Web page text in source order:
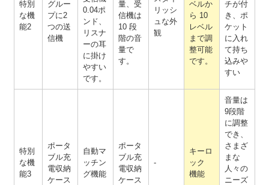
特別
な機
能2
グルー
プに2
つの送
信機
0.04ポ
ンド、
リスナ
ーの耳
に掛け
やすい
です。
量、受
信機は
10 段
階の音
量で
す。
リッシ
ュな外
観
ベルか
ら 10
レベル
まで調
整可能
です。
チが付
き、ポ
ケット
に入れ
て持ち
込みや
すい
特別
な機
能3
ポータ
ブル充
電収納
ケース
自動マ
ッチン
グ機能
ポータ
ブル充
電収納
ケース
-
キーロ
ック
機能
音量は
9段階
に調整
でき、
さまざ
まな
人々の
ニーズ